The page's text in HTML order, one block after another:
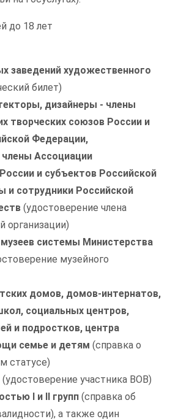
до 18 лет
заведений художественного
билет)
дизайнеры - члены
творческих союзов России и
Федерации,
Ассоциации
и субъектов Российской
и сотрудники Российской
(удостоверение члена
организации)
музеев системы Министерства
музейного
домов, домов-интернатов,
социальных центров,
и подростков, центра
семье и детям (справка о
статусе)
(удостоверение участника ВОВ)
I и II групп (справка об
а также один